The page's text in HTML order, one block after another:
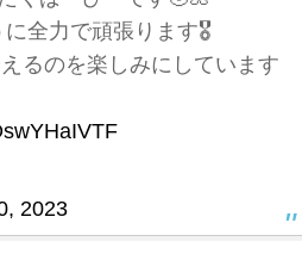
全力で頑張ります🎖
るのを楽しみにしています
2023